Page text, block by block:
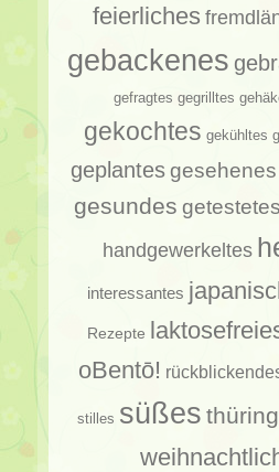
feierliches
gebackenes
gefragtes gegrilltes
gekochtes gekühltes
geplantesgesehenes
gesundes getestetes
handgewerkeltes
interessantes
Rezepte
oBentō!
stilles süßes